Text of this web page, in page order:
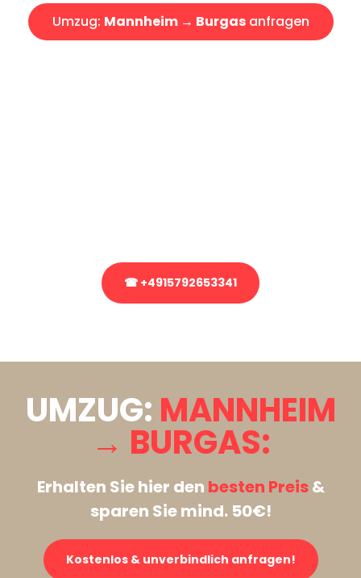
Umzug: Mannheim → Burgasanfragen
☎ +4915792653341
UMZUG: MANNHEIM
→ BURGAS:
Erhalten Sie hier den besten Preis&
sparen Sie mind. 50€!
Kostenlos & unverbindlich anfragen!